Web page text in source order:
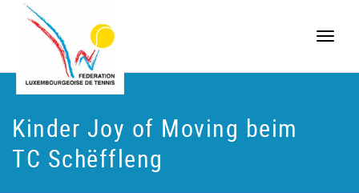
Toggle
Kinder Joy of Moving beim
TC Schëffleng